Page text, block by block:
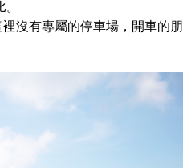
沒有專屬的停車場，開車的朋